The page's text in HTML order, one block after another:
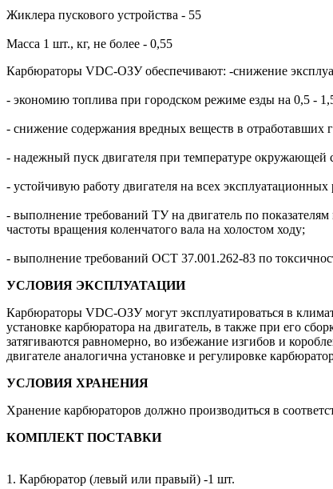
Жиклера пускового устройства - 55
Масса 1 шт., кг, не более - 0,55
Карбюраторы VDC-ОЗУ обеспечивают: -снижение
- экономию топлива при городском режиме езды на 0,5 -
- снижение содержания вредных веществ в отработавших
- надежный пуск двигателя при температуре окружающей
- устойчивую работу двигателя на всех
- выполнение требований ТУ на двигатель по
частоты вращения коленчатого вала на холостом ходу;
- выполнение требований ОСТ 37.001.262-83 по
УСЛОВИЯ ЭКСПЛУАТАЦИИ
Карбюраторы VDC-ОЗУ могут эксплуатироваться в
установке карбюратора на двигатель, в также при его
затягиваются равномерно, во избежание изгибов и
двигателе аналогична установке и регулировке
УСЛОВИЯ ХРАНЕНИЯ
Хранение карбюраторов должно производиться в
КОМПЛЕКТ ПОСТАВКИ
1. Карбюратор (левый или правый) -1 шт.